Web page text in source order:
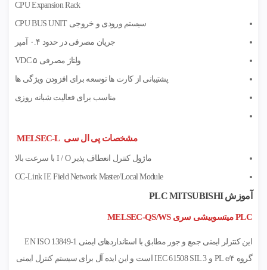
CPU Expansion Rack
سیستم ورودی و خروجی CPU BUS UNIT
جریان مصرفی در حدود ۰.۴ آمپر
ولتاژ مصرفی ۵ VDC
پشتیبانی از کارت ها توسعه برای افزودن ویژگی ها
مناسب برای فعالیت شبانه روزی
مشخصات پی ال سی MELSEC-L
ماژول کنترل انعطاف پذیر I / O با سرعت بالا
CC-Link IE Field Network Master/Local Module
آموزش PLC MITSUBISHI
PLC میتسوبیشی سری MELSEC-QS/WS
این کنترلر ایمنی جمع و جور مطابق با استانداردهای ایمنی EN ISO 13849-1
گروه ۴/PL e و IEC 61508 SIL 3 است و این ایده آل برای سیستم کنترل ایمنی